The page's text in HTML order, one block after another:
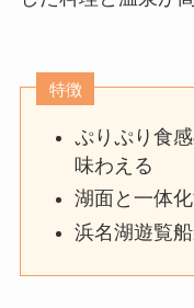
特徴
ぷりぷり食
味わえる
湖面と一体
浜名湖遊覧